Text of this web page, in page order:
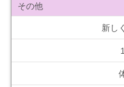
その他
新し